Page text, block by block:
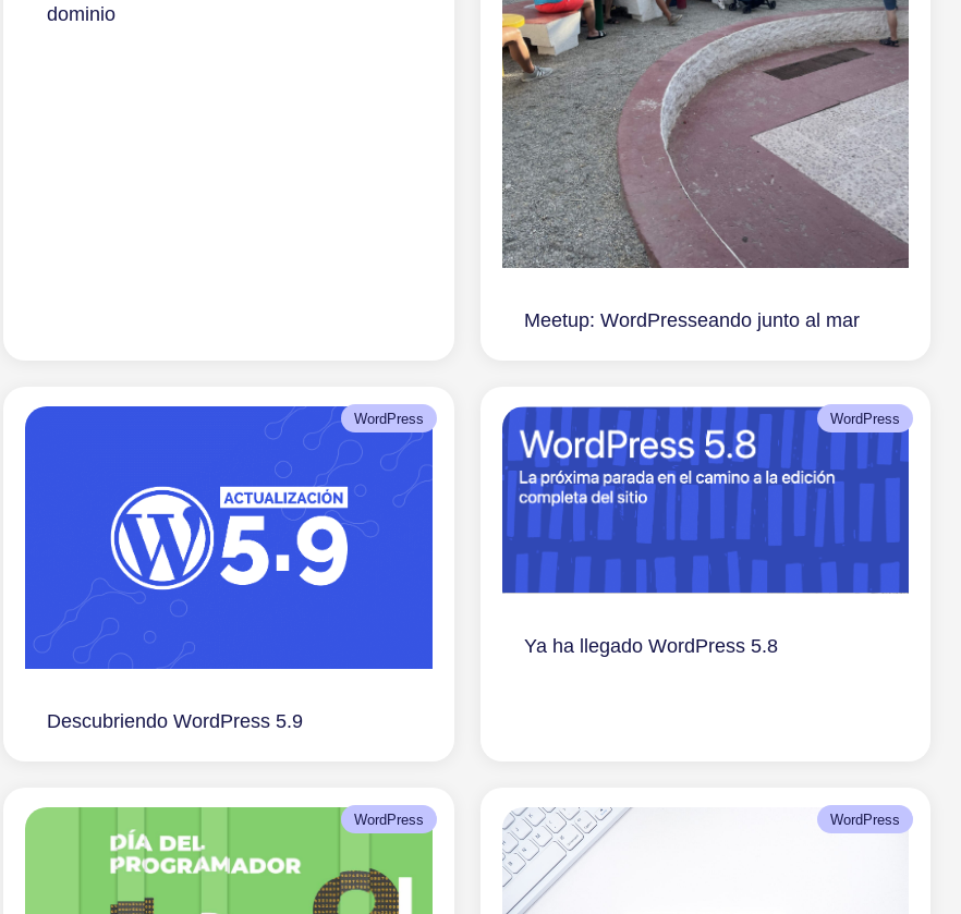
dominio
Meetup: WordPresseando junto al mar
WordPress
Descubriendo WordPress 5.9
WordPress
Ya ha llegado WordPress 5.8
WordPress WordPress